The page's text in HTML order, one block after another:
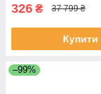
326 ₴ 37 799 ₴
Купити
–99%